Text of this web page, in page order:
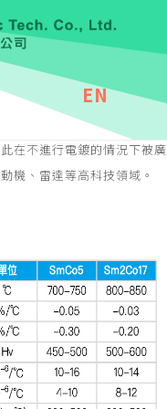
EN
積大，溫度係數極低，熱穩
在不進行電鍍的情況下被廣
機、雷達等高科技領域。